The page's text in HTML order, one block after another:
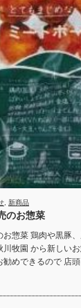
, 新商品
のお惣菜
お惣菜 鶏肉や黒豚
牧園 から新しい
めできるので 店